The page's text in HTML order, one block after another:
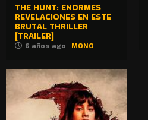
THE HUNT: ENORMES
REVELACIONES EN ESTE
BRUTAL THRILLER
[TRAILER]
6 años ago MONO